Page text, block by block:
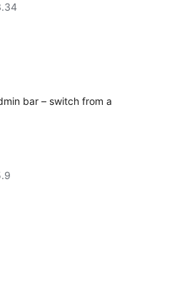
bar – switch from a